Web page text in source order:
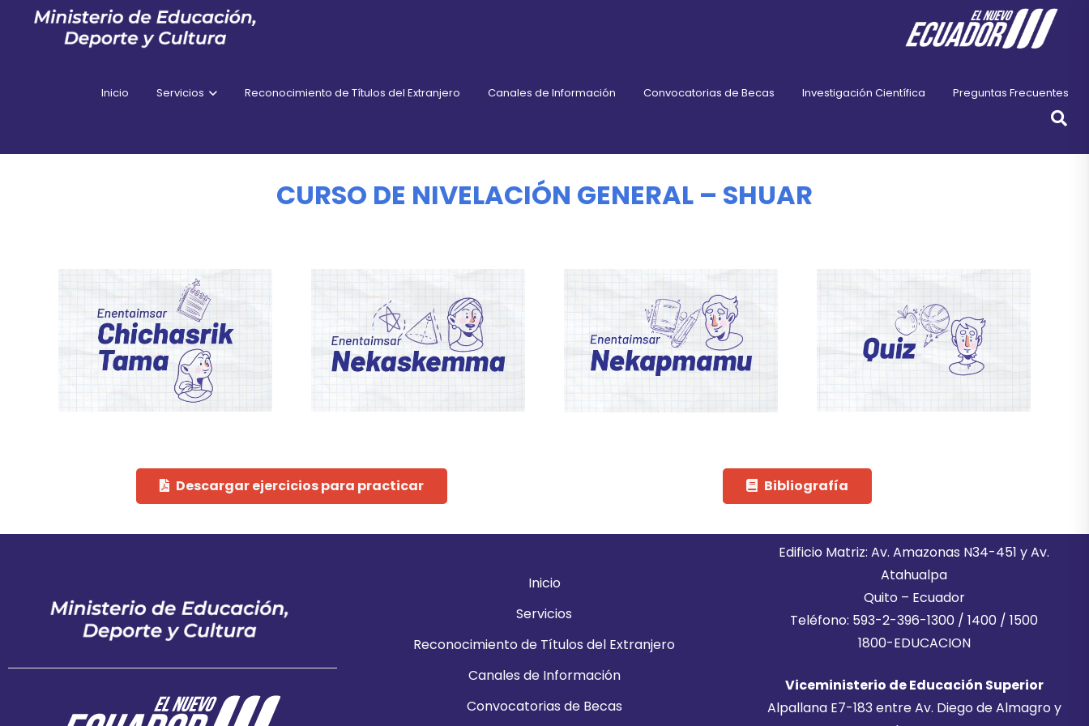
Inicio Servicios Reconocimiento de Títulos del Extranjero Canales de Información Convocatorias de Becas Investigación Científica Preguntas Frecuentes
CURSO DE NIVELACIÓN GENERAL – SHUAR
Descargar ejercicios para practicar Bibliografía
Inicio
Servicios
Reconocimiento de Títulos del Extranjero
Canales de Información
Convocatorias de Becas
Edificio Matriz: Av. Amazonas N34-451 y Av.
Atahualpa
Quito – Ecuador
Teléfono: 593-2-396-1300 / 1400 / 1500
1800-EDUCACION
Viceministerio de Educación Superior
Alpallana E7-183 entre Av. Diego de Almagro y